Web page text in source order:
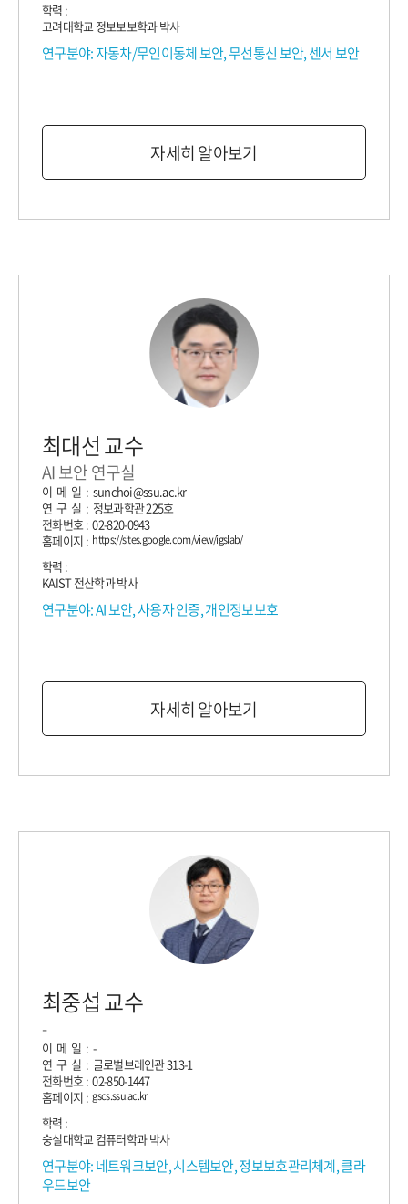
학력 :
고려대학교 정보보보학과 박사
연구분야: 자동차/무인이동체 보안, 무선통신 보안, 센서 보안
자세히 알아보기
최대선 교수
AI 보안 연구실
이 메 일 : sunchoi@ssu.ac.kr
연 구 실 : 정보과학관 225호
전화번호 : 02-820-0943
홈페이지 : https://sites.google.com/view/igslab/
학력 :
KAIST 전산학과 박사
연구분야: AI 보안, 사용자 인증, 개인정보보호
자세히 알아보기
최중섭 교수
-
이 메 일 : -
연 구 실 : 글로벌브레인관 313-1
전화번호 : 02-850-1447
홈페이지 :gscs.ssu.ac.kr
학력 :
숭실대학교 컴퓨터학과 박사
연구분야: 네트워크보안, 시스템보안, 정보보호관리체계, 클라
우드보안